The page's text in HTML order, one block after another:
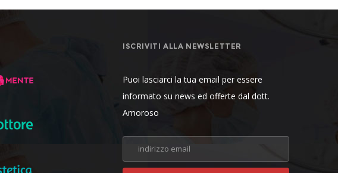
ISCRIVITI ALLA NEWSLETTER
Puoi lasciarci la tua email per essere
informato su news ed offerte dal dott.
Amoroso